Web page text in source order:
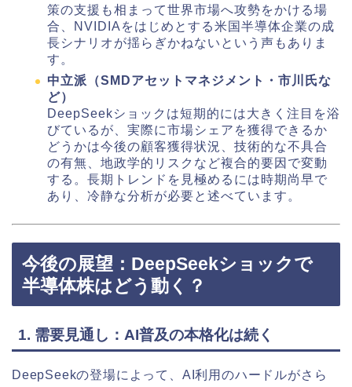
策の支援も相まって世界市場へ攻勢をかける場
合、NVIDIAをはじめとする米国半導体企業の成
長シナリオが揺らぎかねないという声もありま
す。
中立派（SMDアセットマネジメント・市川氏な
ど）
DeepSeekショックは短期的には大きく注目を浴
びているが、実際に市場シェアを獲得できるか
どうかは今後の顧客獲得状況、技術的な不具合
の有無、地政学的リスクなど複合的要因で変動
する。長期トレンドを見極めるには時期尚早で
あり、冷静な分析が必要と述べています。
今後の展望：DeepSeekショックで
半導体株はどう動く？
1. 需要見通し：AI普及の本格化は続く
DeepSeekの登場によって、AI利用のハードルがさら